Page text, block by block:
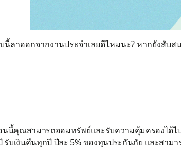
นี้ลาออกจากงานประจำเลยดีไหมนะ? หากยังสั
นนี้คุณสามารถออมทรัพย์และรับความคุ้มครองได้ไ
รับเงินคืนทุกปี ปีละ 5% ของทุนประกันภัย​ และสา